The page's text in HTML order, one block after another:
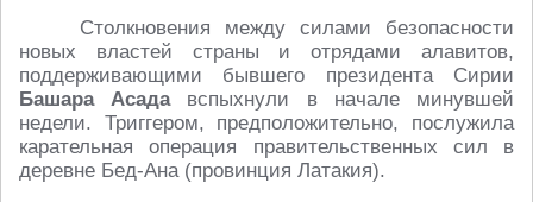
Столкновения между силами безопасности
новых властей страны и отрядами алавитов,
поддерживающими бывшего президента Сирии
Башара Асадавспыхнули в начале минувшей
недели. Триггером, предположительно, послужила
карательная операция правительственных сил в
деревне Бед-Ана (провинция Латакия).